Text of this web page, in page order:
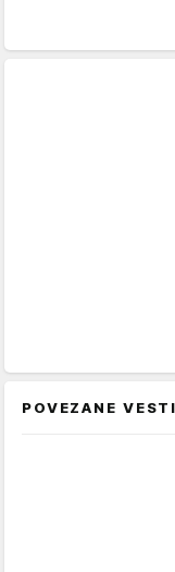
POVEZANE VESTI